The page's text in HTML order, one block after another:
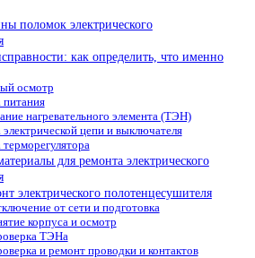
поломок электрического
как определить, что именно
осмотр
питания
нагревательного элемента (ТЭН)
цепи и выключателя
для ремонта электрического
электрического полотенцесушителя
от сети и подготовка
корпуса и осмотр
ТЭНа
и ремонт проводки и контактов